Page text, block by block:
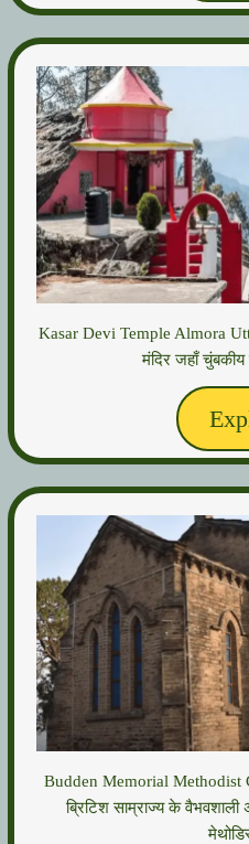
Kasar Devi Temple Almora
मंदिर जहाँ चुंबकीय
Budden Memorial Methodist
ब्रिटिश साम्राज्य के